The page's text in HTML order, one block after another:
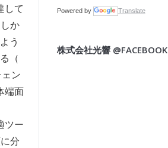
して
か
う
（
ン
端面
ツー
分
Powered by Translate
株式会社光響 @FACEBOOK